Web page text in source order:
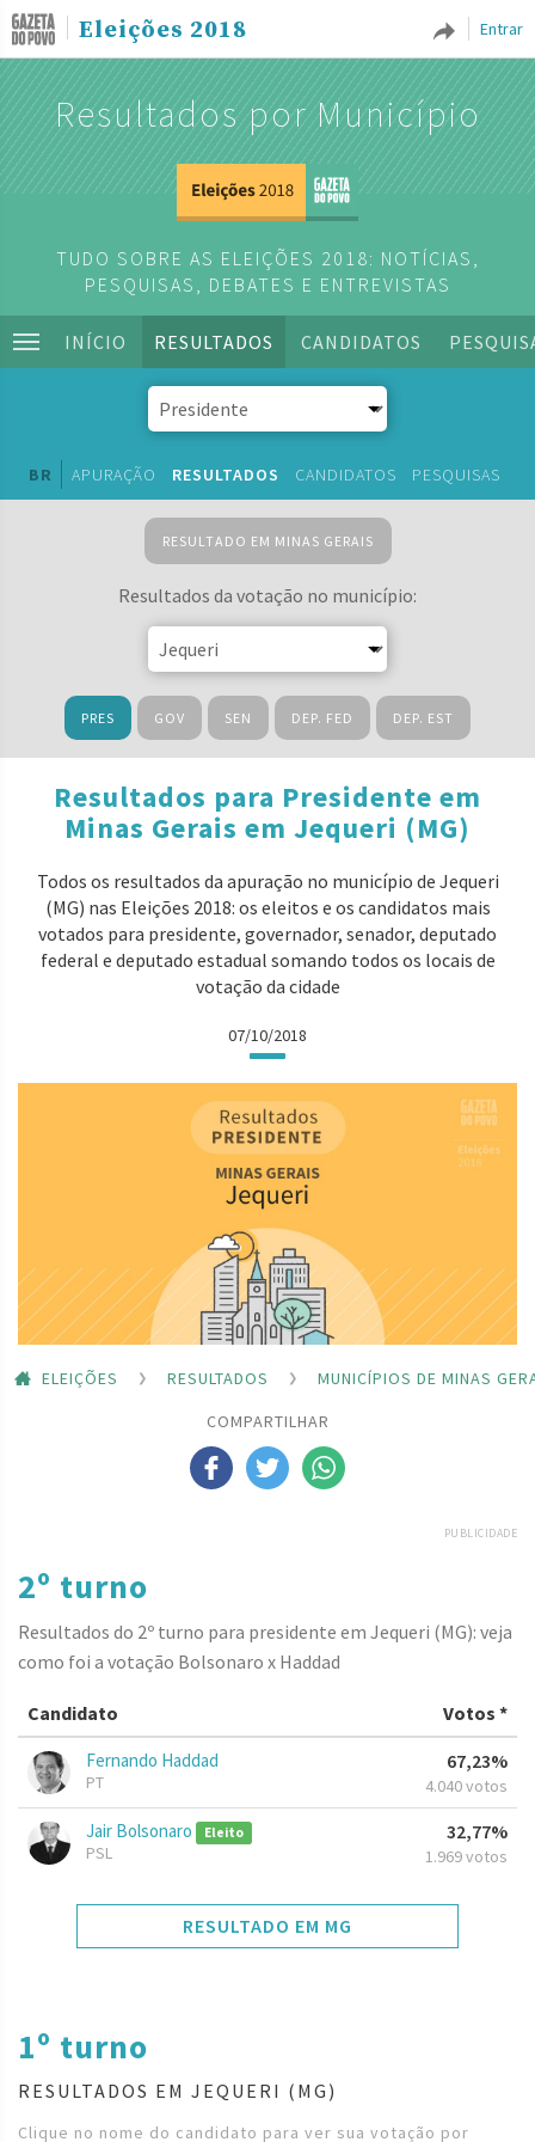
Entrar
Eleições 2018
Resultados por Município
TUDO SOBRE AS ELEIÇÕES 2018: NOTÍCIAS,
PESQUISAS, DEBATES E ENTREVISTAS
INÍCIO RESULTADOS CANDIDATOS
BR APURAÇÃO RESULTADOS CANDIDATOS PESQUISAS
RESULTADO EM MINAS GERAIS
Resultados da votação no município:
PRES GOV SEN DEP. FED DEP. EST
Resultados para Presidente em
Minas Gerais em Jequeri (MG)
Todos os resultados da apuração no município de Jequeri
(MG) nas Eleições 2018: os eleitos e os candidatos mais
votados para presidente, governador, senador, deputado
federal e deputado estadual somando todos os locais de
votação da cidade
07/10/2018
ELEIÇÕES RESULTADOS
MUNICÍPIOS DE MINAS
COMPARTILHAR
PUBLICIDADE
2º turno
Resultados do 2º turno para presidente em Jequeri (MG): veja
como foi a votação Bolsonaro x Haddad
Candidato Votos *
Fernando Haddad
PT
67,23%
4.040 votos
Jair Bolsonaro Eleito
PSL
32,77%
1.969 votos
RESULTADO EM MG
1º turno
RESULTADOS EM JEQUERI (MG)
Clique no nome do candidato para ver sua votação por